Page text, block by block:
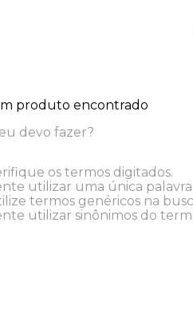
produto encontrado
devo fazer?
os termos digitados.
utilizar uma única palavra.
termos genéricos na
utilizar sinônimos do